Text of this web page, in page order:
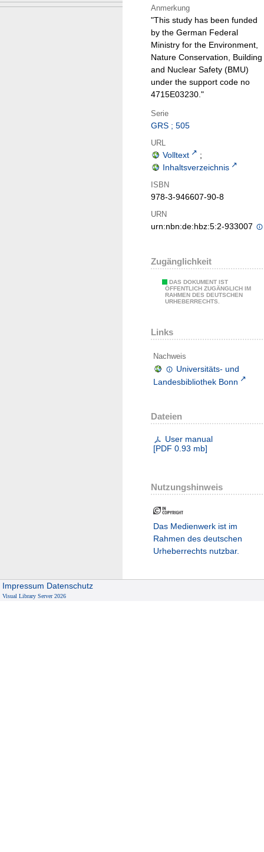
Anmerkung
"This study has been funded
by the German Federal
Ministry for the Environment,
Nature Conservation, Building
and Nuclear Safety (BMU)
under the support code no
4715E03230."
Serie
GRS ; 505
URL
Volltext
;
Inhaltsverzeichnis
ISBN
978-3-946607-90-8
URN
urn:nbn:de:hbz:5:2-933007
Zugänglichkeit
DAS DOKUMENT IST
ÖFFENTLICH ZUGÄNGLICH IM
RAHMEN DES DEUTSCHEN
URHEBERRECHTS.
Links
Nachweis
Universitäts- und
Landesbibliothek Bonn
Dateien
User manual
[PDF 0.93 mb]
Nutzungshinweis
Das Medienwerk ist im
Rahmen des deutschen
Urheberrechts nutzbar.
Impressum Datenschutz
Visual Library Server 2026